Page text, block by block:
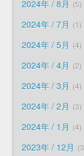
2024年 / 8月 5
2024年 / 7月 1
2024年 / 5月 4
2024年 / 4月 2
2024年 / 3月 4
2024年 / 2月 3
2024年 / 1月 4
2023年 / 12月 3